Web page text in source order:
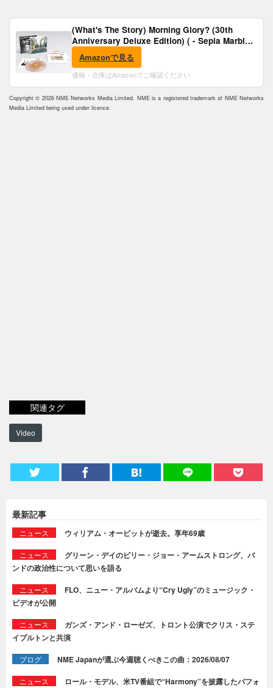
(What's The Story) Morning Glory? (30th
Anniversary Deluxe Edition) ( - Sepia Marble
Vinyl) [Analog]
Amazonで見る
価格・在庫はAmazonでご確認ください
Copyright © 2026 NME Networks Media Limited. NME is a registered trademark of NME Networks
Media Limited being used under licence.
関連タグ
Video
最新記事
ニュース ウィリアム・オービットが逝去。享年69歳
ニュース
グリーン・デイのビリー・ジョー・アームストロング、バ
ンドの政治性について思いを語る
ニュース
FLO、ニュー・アルバムより“Cry Ugly”のミュージック・
ビデオが公開
ニュース
ガンズ・アンド・ローゼズ、トロント公演でクリス・ステ
イプルトンと共演
ブログ NME Japanが選ぶ今週聴くべきこの曲：2026/08/07
ニュース
ロール・モデル、米TV番組で“Harmony”を披露したパフォ